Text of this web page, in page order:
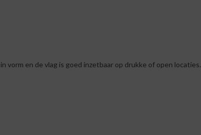
en de vlag is goed inzetbaar op drukke of open locaties.